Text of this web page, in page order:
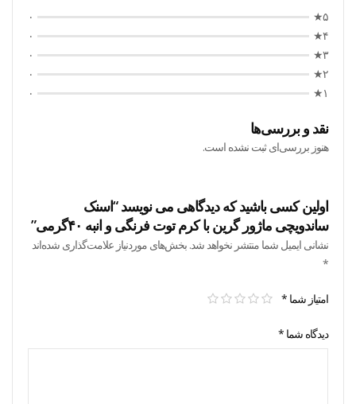
۵★
۰
۴★
۰
۳★
۰
۲★
۰
۱★
۰
نقد و بررسی‌ها
هنوز بررسی‌ای ثبت نشده است.
اولین کسی باشید که دیدگاهی می نویسد “اسنک
ساندویچی ماژور گرین با کرم توت فرنگی و انبه ۴۰گرمی”
نشانی ایمیل شما منتشر نخواهد شد. بخش‌های موردنیاز علامت‌گذاری شده‌اند
*
امتیاز شما *
دیدگاه شما *